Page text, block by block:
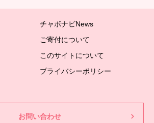
チャボナビNews
ご寄付について
このサイトについて
プライバシーポリシー
お問い合わせ